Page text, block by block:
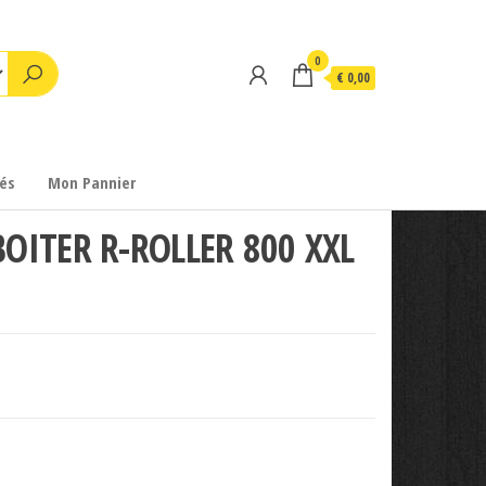
0
€ 0,00
Mon Pannier
R-ROLLER 800 XXL